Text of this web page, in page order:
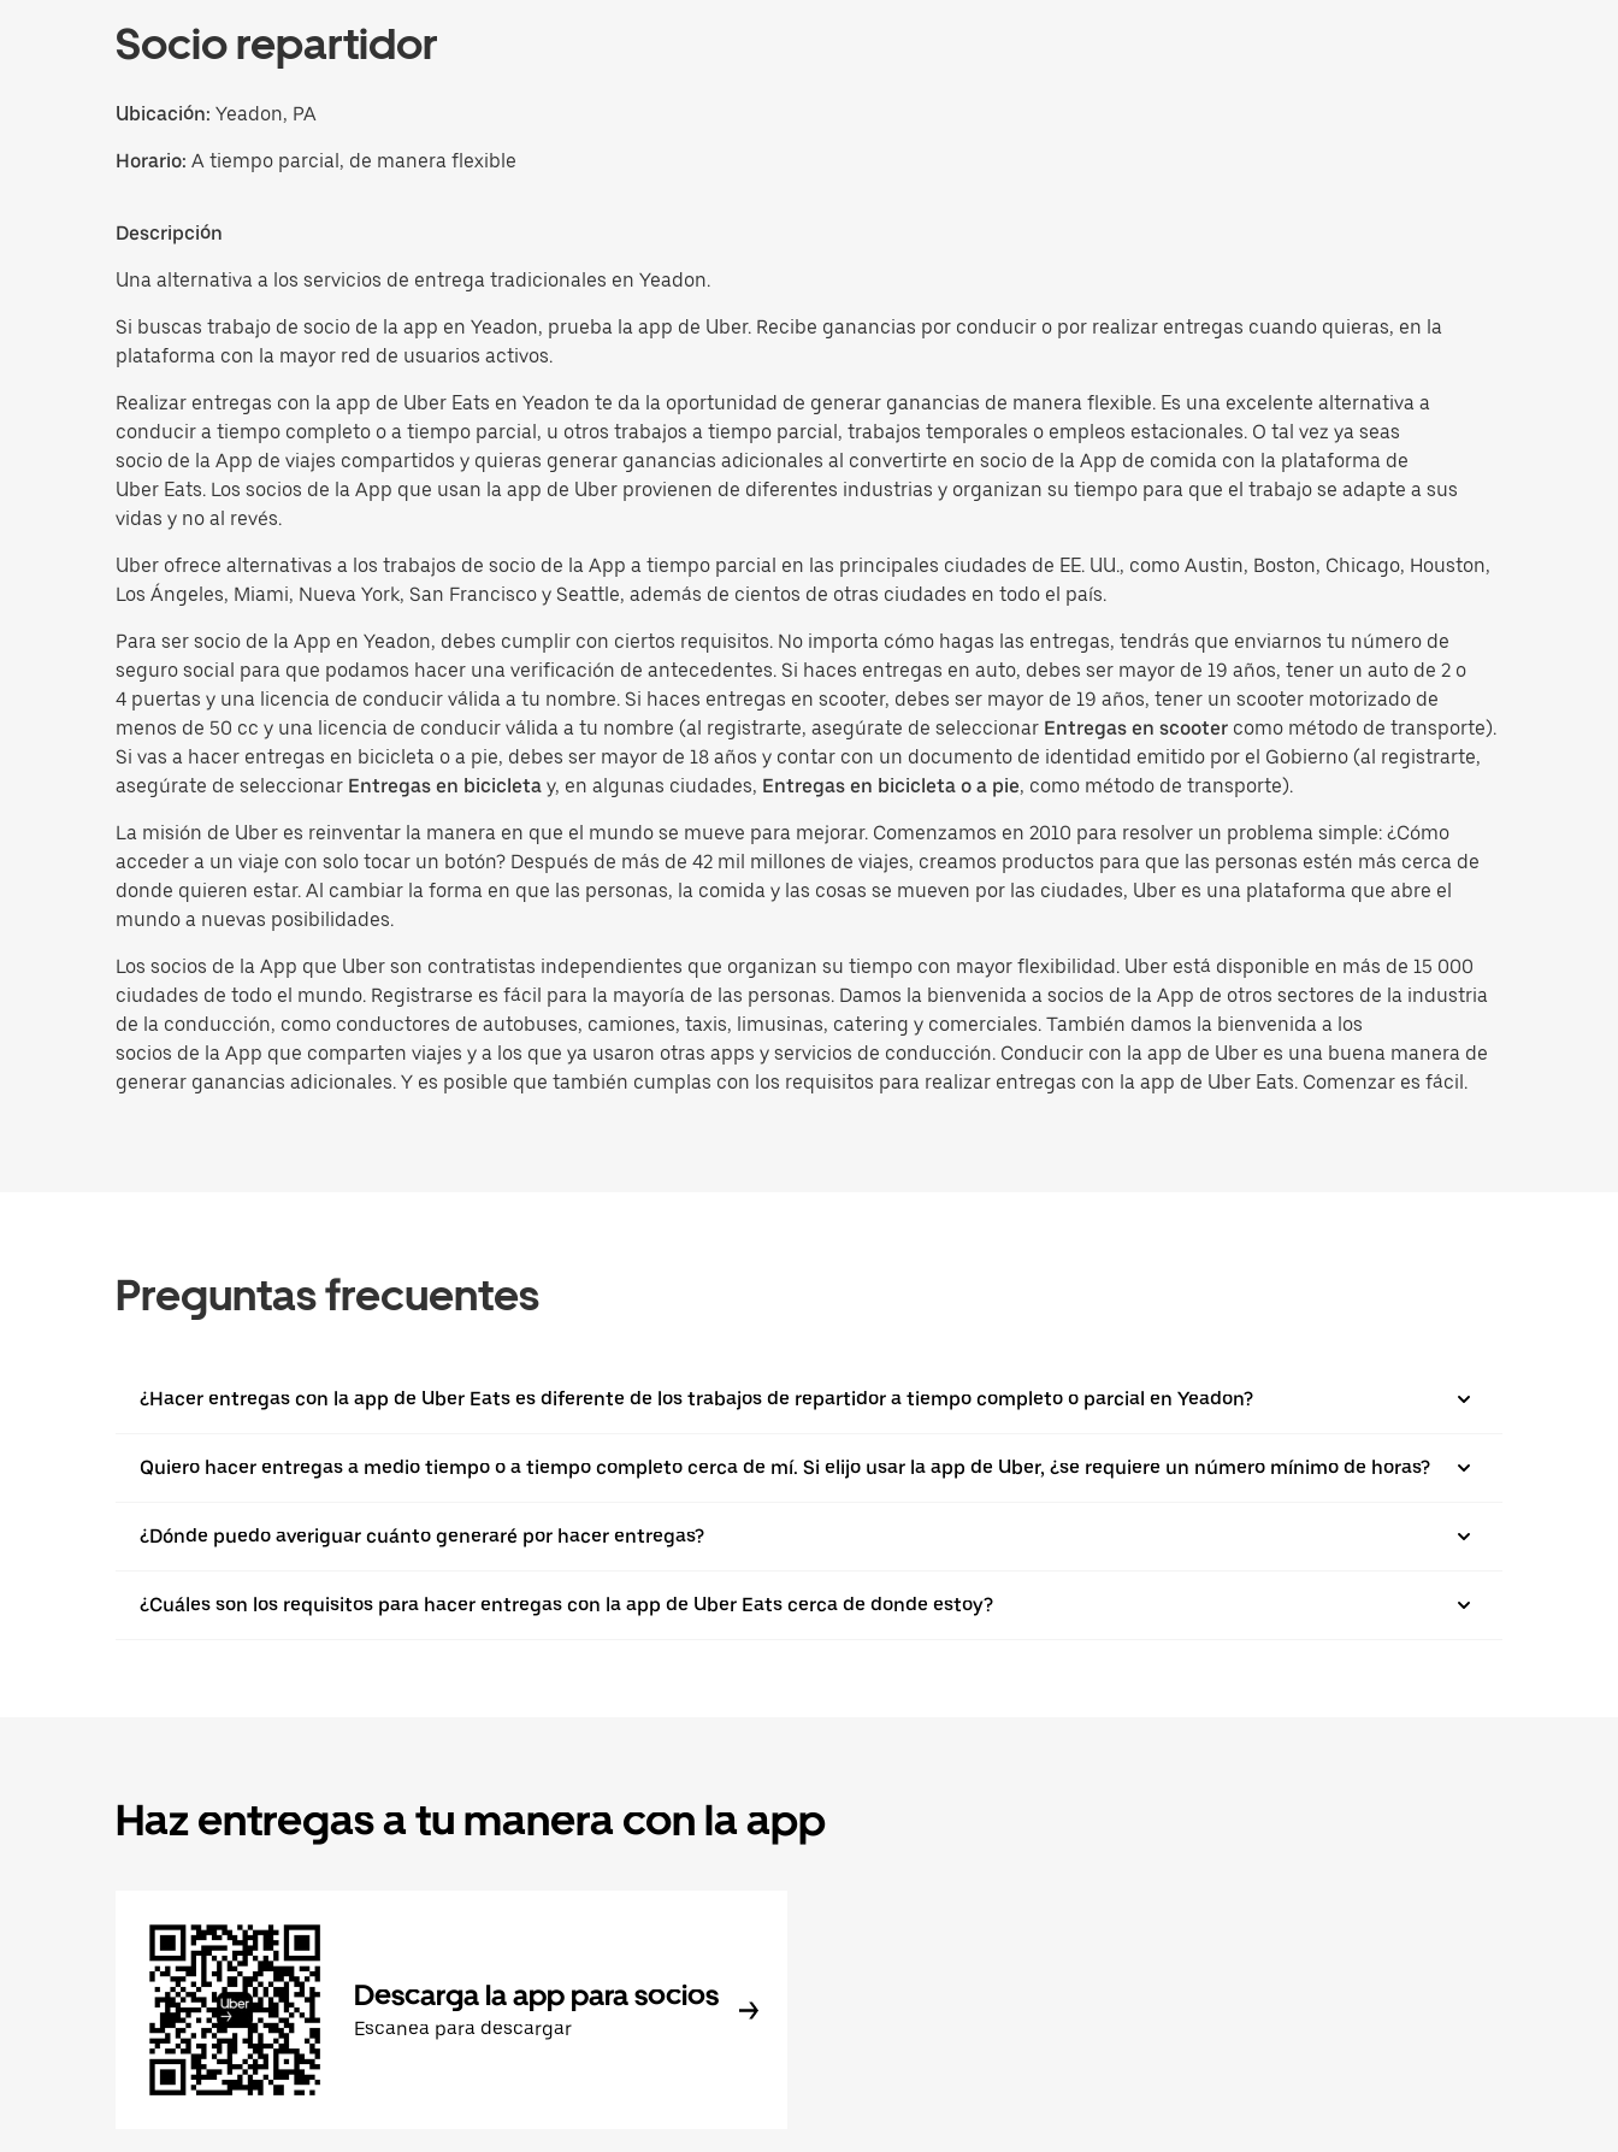
Socio repartidor
Ubicación: Yeadon, PA
Horario: A tiempo parcial, de manera flexible
Descripción
Una alternativa a los servicios de entrega tradicionales en Yeadon.
Si buscas trabajo de socio de la app en Yeadon, prueba la app de Uber. Recibe ganancias por conducir o por realizar entregas cuando quieras, en la
plataforma con la mayor red de usuarios activos.
Realizar entregas con la app de Uber Eats en Yeadon te da la oportunidad de generar ganancias de manera flexible. Es una excelente alternativa a
conducir a tiempo completo o a tiempo parcial, u otros trabajos a tiempo parcial, trabajos temporales o empleos estacionales. O tal vez ya seas
socio de la App de viajes compartidos y quieras generar ganancias adicionales al convertirte en socio de la App de comida con la plataforma de
Uber Eats. Los socios de la App que usan la app de Uber provienen de diferentes industrias y organizan su tiempo para que el trabajo se adapte a sus
vidas y no al revés.
Uber ofrece alternativas a los trabajos de socio de la App a tiempo parcial en las principales ciudades de EE. UU., como Austin, Boston, Chicago, Houston,
Los Ángeles, Miami, Nueva York, San Francisco y Seattle, además de cientos de otras ciudades en todo el país.
Para ser socio de la App en Yeadon, debes cumplir con ciertos requisitos. No importa cómo hagas las entregas, tendrás que enviarnos tu número de
seguro social para que podamos hacer una verificación de antecedentes. Si haces entregas en auto, debes ser mayor de 19 años, tener un auto de 2 o
4 puertas y una licencia de conducir válida a tu nombre. Si haces entregas en scooter, debes ser mayor de 19 años, tener un scooter motorizado de
menos de 50 cc y una licencia de conducir válida a tu nombre (al registrarte, asegúrate de seleccionar Entregas en scooter como método de transporte).
Si vas a hacer entregas en bicicleta o a pie, debes ser mayor de 18 años y contar con un documento de identidad emitido por el Gobierno (al registrarte,
asegúrate de seleccionar Entregas en bicicleta y, en algunas ciudades, Entregas en bicicleta o a pie, como método de transporte).
La misión de Uber es reinventar la manera en que el mundo se mueve para mejorar. Comenzamos en 2010 para resolver un problema simple: ¿Cómo
acceder a un viaje con solo tocar un botón? Después de más de 42 mil millones de viajes, creamos productos para que las personas estén más cerca de
donde quieren estar. Al cambiar la forma en que las personas, la comida y las cosas se mueven por las ciudades, Uber es una plataforma que abre el
mundo a nuevas posibilidades.
Los socios de la App que Uber son contratistas independientes que organizan su tiempo con mayor flexibilidad. Uber está disponible en más de 15 000
ciudades de todo el mundo. Registrarse es fácil para la mayoría de las personas. Damos la bienvenida a socios de la App de otros sectores de la industria
de la conducción, como conductores de autobuses, camiones, taxis, limusinas, catering y comerciales. También damos la bienvenida a los
socios de la App que comparten viajes y a los que ya usaron otras apps y servicios de conducción. Conducir con la app de Uber es una buena manera de
generar ganancias adicionales. Y es posible que también cumplas con los requisitos para realizar entregas con la app de Uber Eats. Comenzar es fácil.
Preguntas frecuentes
¿Hacer entregas con la app de Uber Eats es diferente de los trabajos de repartidor a tiempo completo o parcial en Yeadon?
Quiero hacer entregas a medio tiempo o a tiempo completo cerca de mí. Si elijo usar la app de Uber, ¿se requiere un número mínimo de horas?
¿Dónde puedo averiguar cuánto generaré por hacer entregas?
¿Cuáles son los requisitos para hacer entregas con la app de Uber Eats cerca de donde estoy?
Haz entregas a tu manera con la app
Descarga la app para socios
Escanea para descargar